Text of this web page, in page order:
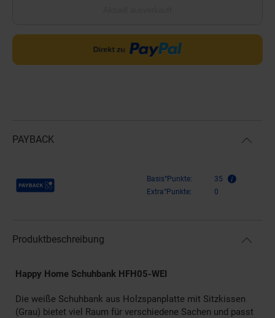
PAYBACK
Payback Punkte Basis°Punkte:
35
Extra°Punkte:
0
Produktbeschreibung
Happy Home Schuhbank HFH05-WEI
Die weiße Schuhbank aus Holzspanplatte mit Sitzkissen
(Grau) bietet viel Raum für verschiedene Sachen und passt